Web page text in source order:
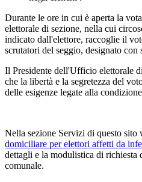
Durante le ore in cui è aperta la
elettorale di sezione, nella cui
indicato dall'elettore, raccoglie il
scrutatori del seggio, designato con
Il Presidente dell'Ufficio elettorale
che la libertà e la segretezza del
delle esigenze legate alla
Nella sezione Servizi di questo sito
domiciliare per elettori affetti da
dettagli e la modulistica di
comunale.